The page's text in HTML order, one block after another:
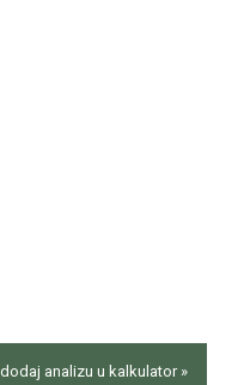
dodaj analizu u kalkulator »